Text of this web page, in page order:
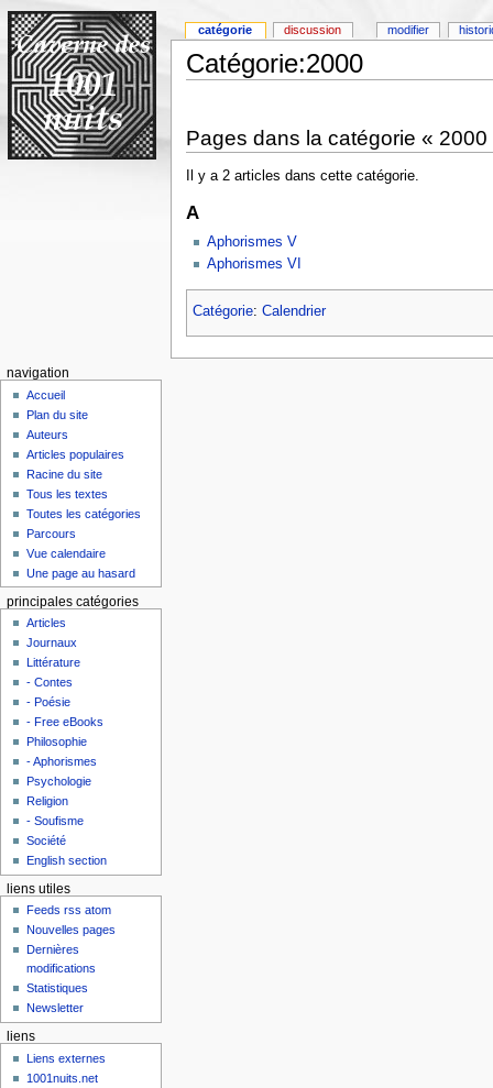
Catégorie:2000
Pages dans la catégorie « 2000
Il y a 2 articles dans cette catégorie.
A
Aphorismes V
Aphorismes VI
Catégorie: Calendrier
catégorie discussion modifier
navigation
Accueil
Plan du site
Auteurs
Articles populaires
Racine du site
Tous les textes
Toutes les catégories
Parcours
Vue calendaire
Une page au hasard
principales catégories
Articles
Journaux
Littérature
- Contes
- Poésie
- Free eBooks
Philosophie
- Aphorismes
Psychologie
Religion
- Soufisme
Société
English section
liens utiles
Feeds rss atom
Nouvelles pages
Dernières
modifications
Statistiques
Newsletter
liens
Liens externes
1001nuits.net